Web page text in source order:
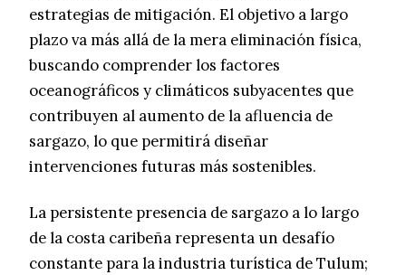
estrategias de mitigación. El objetivo a largo
plazo va más allá de la mera eliminación física,
buscando comprender los factores
oceanográficos y climáticos subyacentes que
contribuyen al aumento de la afluencia de
sargazo, lo que permitirá diseñar
intervenciones futuras más sostenibles.
La persistente presencia de sargazo a lo largo
de la costa caribeña representa un desafío
constante para la industria turística de Tulum;